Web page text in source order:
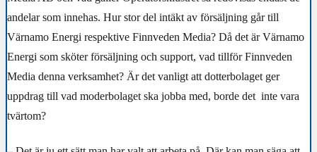
andelar som innehas. Hur stor del intäkt av försäljning går till
Värnamo Energi respektive Finnveden Media? Då det är Värnamo
Energi som sköter försäljning och support, vad tillför Finnveden
Media denna verksamhet? Är det vanligt att dotterbolaget ger
uppdrag till vad moderbolaget ska jobba med, borde det inte vara
tvärtom?